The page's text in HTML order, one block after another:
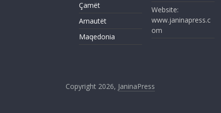
Çamët
Arnautët
Maqedonia
Website:
www.janinapress.c
om
Copyright 2026, JaninaPress